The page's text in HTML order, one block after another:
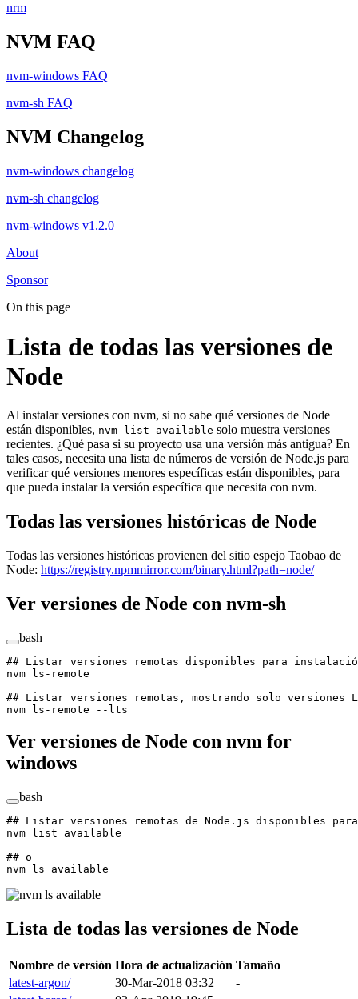
nrm
NVM FAQ
nvm-windows FAQ
nvm-sh FAQ
NVM Changelog
nvm-windows changelog
nvm-sh changelog
nvm-windows v1.2.0
About
Sponsor
On this page
Lista de todas las versiones de
Node
Al instalar versiones con nvm, si no sabe qué versiones de Node
están disponibles, nvm list available solo muestra versiones
recientes. ¿Qué pasa si su proyecto usa una versión más antigua? En
tales casos, necesita una lista de números de versión de Node.js para
verificar qué versiones menores específicas están disponibles, para
que pueda instalar la versión específica que necesita con nvm.
Todas las versiones históricas de Node
Todas las versiones históricas provienen del sitio espejo Taobao de
Node: https://registry.npmmirror.com/binary.html?path=node/
Ver versiones de Node con nvm-sh
bash
## Listar versiones remotas disponibles para
nvm ls-remote
## Listar versiones remotas, mostrando solo versiones
nvm ls-remote --lts
Ver versiones de Node con nvm for
windows
bash
## Listar versiones remotas de Node.js disponibles
nvm list available
## o
nvm ls available
Lista de todas las versiones de Node
Nombre de versión Hora de actualización Tamaño
latest-argon/
30-Mar-2018 03:32
-